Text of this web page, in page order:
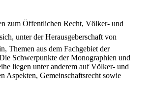
zum Öffentlichen Recht, Völker- und
unter der Herausgeberschaft von
Themen aus dem Fachgebiet der
Schwerpunkte der Monographien und
liegen unter anderem auf Völker- und
Aspekten, Gemeinschaftsrecht sowie